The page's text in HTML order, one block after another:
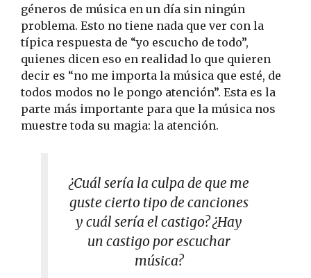
géneros de música en un día sin ningún
problema. Esto no tiene nada que ver con la
típica respuesta de “yo escucho de todo”,
quienes dicen eso en realidad lo que quieren
decir es “no me importa la música que esté, de
todos modos no le pongo atención”. Esta es la
parte más importante para que la música nos
muestre toda su magia: la atención.
¿Cuál sería la culpa de que me
guste cierto tipo de canciones
y cuál sería el castigo? ¿Hay
un castigo por escuchar
música?